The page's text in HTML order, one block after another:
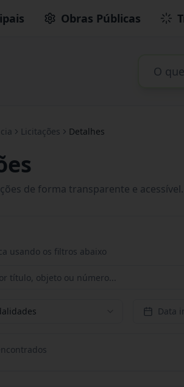
Obras Públicas
Licitações Detalhes
de forma transparente e acessível.
usando os filtros abaixo
Data
s